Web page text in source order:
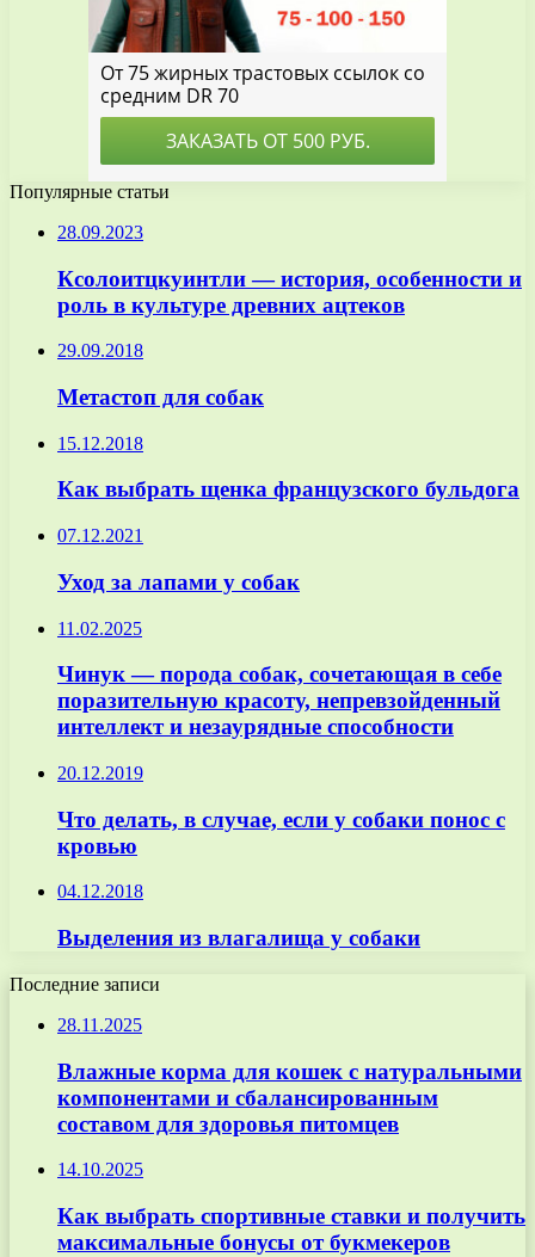
Популярные статьи
28.09.2023
Ксолоитцкуинтли — история, особенности и
роль в культуре древних ацтеков
29.09.2018
Метастоп для собак
15.12.2018
Как выбрать щенка французского бульдога
07.12.2021
Уход за лапами у собак
11.02.2025
Чинук — порода собак, сочетающая в себе
поразительную красоту, непревзойденный
интеллект и незаурядные способности
20.12.2019
Что делать, в случае, если у собаки понос с
кровью
04.12.2018
Выделения из влагалища у собаки
Последние записи
28.11.2025
Влажные корма для кошек с натуральными
компонентами и сбалансированным
составом для здоровья питомцев
14.10.2025
Как выбрать спортивные ставки и получить
максимальные бонусы от букмекеров